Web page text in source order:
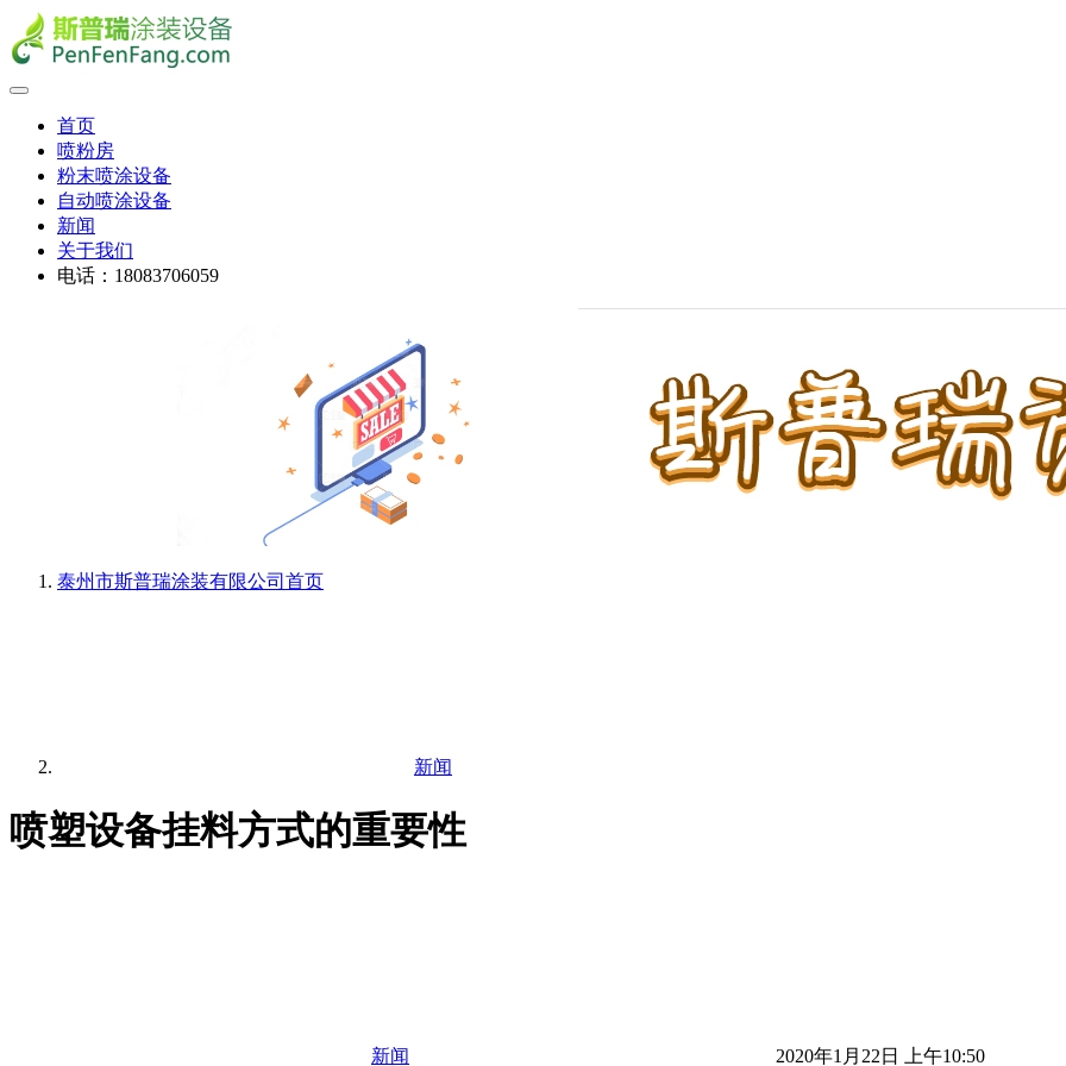
首页
喷粉房
粉末喷涂设备
自动喷涂设备
新闻
关于我们
电话：18083706059
泰州市斯普瑞涂装有限公司 首页
新闻
喷塑设备挂料方式的重要性
新闻 2020年1月22日 上午10:50